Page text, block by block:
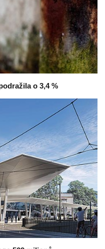
o 3,4 %